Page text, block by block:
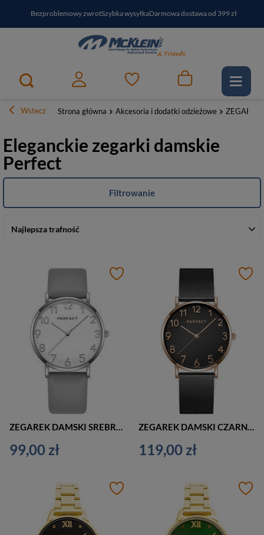
Bezproblemowy zwrotSzybka wysyłkaDarmowa dostawa od 399 zł
PayPo - kup i zapłać za30 dniZapisz się do newslettera i odbierz RABAT
Wstecz Strona główna Akcesoria i dodatki odzieżowe ZEGARKI
Eleganckie zegarki damskie
Perfect
Najlepsza trafność
Filtrowanie
ZEGAREK DAMSKI SREBRNY PERFECT E342-01 (zp517a) + BOX
99,00 zł
ZEGAREK DAMSKI CZARNY PERFECT F342-08 (zp514e) + BOX
119,00 zł